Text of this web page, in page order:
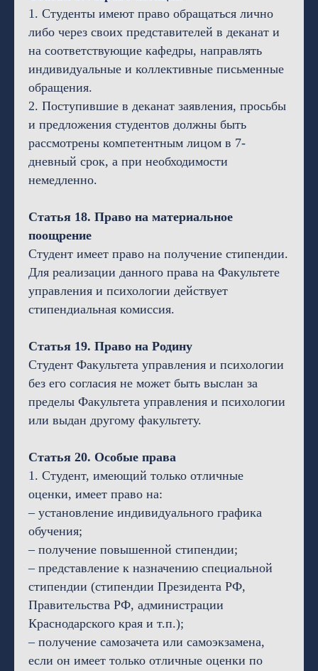
1. Студенты имеют право обращаться лично
либо через своих представителей в деканат и
на соответствующие кафедры, направлять
индивидуальные и коллективные письменные
обращения.
2. Поступившие в деканат заявления, просьбы
и предложения студентов должны быть
рассмотрены компетентным лицом в 7-
дневный срок, а при необходимости
немедленно.
Статья 18. Право на материальное
поощрение
Студент имеет право на получение стипендии.
Для реализации данного права на Факультете
управления и психологии действует
стипендиальная комиссия.
Статья 19. Право на Родину
Студент Факультета управления и психологии
без его согласия не может быть выслан за
пределы Факультета управления и психологии
или выдан другому факультету.
Статья 20. Особые права
1. Студент, имеющий только отличные
оценки, имеет право на:
– установление индивидуального графика
обучения;
– получение повышенной стипендии;
– представление к назначению специальной
стипендии (стипендии Президента РФ,
Правительства РФ, администрации
Краснодарского края и т.п.);
– получение самозачета или самоэкзамена,
если он имеет только отличные оценки по